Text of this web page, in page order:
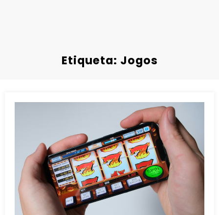
Etiqueta: Jogos